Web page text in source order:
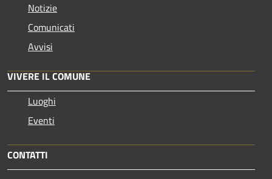
Notizie
Comunicati
Avvisi
VIVERE IL COMUNE
Luoghi
Eventi
CONTATTI